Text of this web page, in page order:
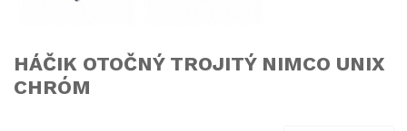
HÁČIK OTOČNÝ TROJITÝ NIMCO UNIX
CHRÓM